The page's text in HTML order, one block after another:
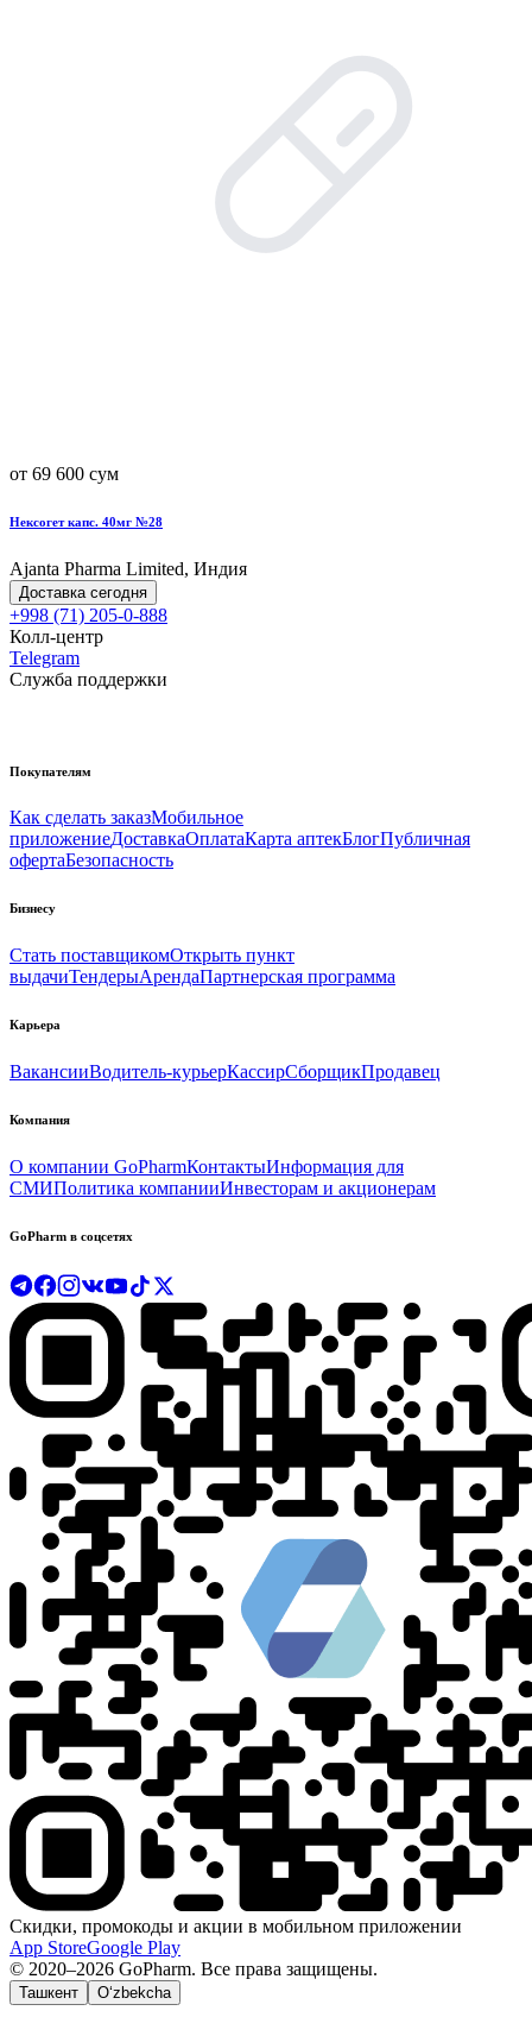
от 69 600 сум
Нексогет капс. 40мг №28
Ajanta Pharma Limited, Индия
Доставка сегодня
+998 (71) 205-0-888
Колл-центр
Telegram
Служба поддержки
Покупателям
Как сделать заказМобильное
приложениеДоставкаОплатаКарта аптекБлогПубличная
офертаБезопасность
Бизнесу
Стать поставщикомОткрыть пункт
выдачиТендерыАрендаПартнерская программа
Карьера
ВакансииВодитель-курьерКассирСборщикПродавец
Компания
О компании GoPharmКонтактыИнформация для
СМИПолитика компанииИнвесторам и акционерам
GoPharm в соцсетях
Скидки, промокоды и акции в мобильном приложении
App StoreGoogle Play
© 2020–2026 GoPharm. Все права защищены.
Ташкент O‘zbekcha